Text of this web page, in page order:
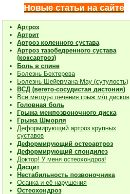
Новые статьи на сайте
Артроз
Артрит
Артроз коленного сустава
Артроз тазобедренного сустава
(коксартроз)
Боль в спине
Болезнь Бехтерева
Болезнь Шейермана-Мау (сутулость)
ВСД (вегето-сосудистая дистония)
Все методы лечения грыж м/п дисков
Головная боль
Грыжа межпозвоночного диска
Грыжа Шморля
Деформирующий артроз крупных
суставов
Деформирующий остеоартроз
Деформирующий спондилез
Доктор! У меня остеохондроз!
Дисцит
Нестабильность позвоночника
Осанка и её нарушения
Остеохондроз